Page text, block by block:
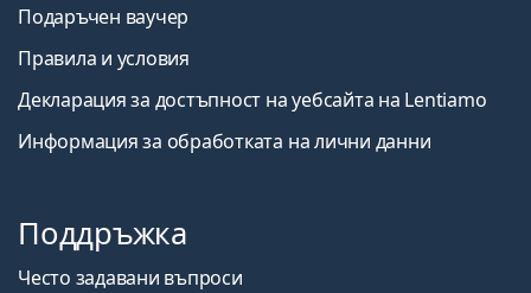
Подаръчен ваучер
Правила и условия
Декларация за достъпност на уебсайта на Lentiamo
Информация за обработката на лични данни
Поддръжка
Често задавани въпроси